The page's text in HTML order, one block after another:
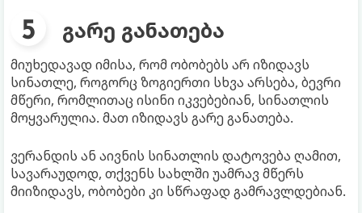
გარე განათება
მიუხედავად იმისა, რომ ობობებს არ იზიდავს
სინათლე, როგორც ზოგიერთი სხვა არსება, ბევრი
მწერი, რომლითაც ისინი იკვებებიან, სინათლის
მოყვარულია. მათ იზიდავს გარე განათება.
ვერანდის ან აივნის სინათლის დატოვება ღამით,
სავარაუდოდ, თქვენს სახლში უამრავ მწერს
მიიზიდავს, ობობები კი სწრაფად გამრავლდებიან.